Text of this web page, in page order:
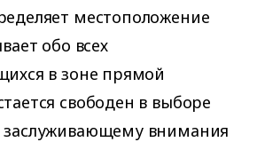
местоположение
обо всех
в зоне прямой
свободен в выборе
внимания